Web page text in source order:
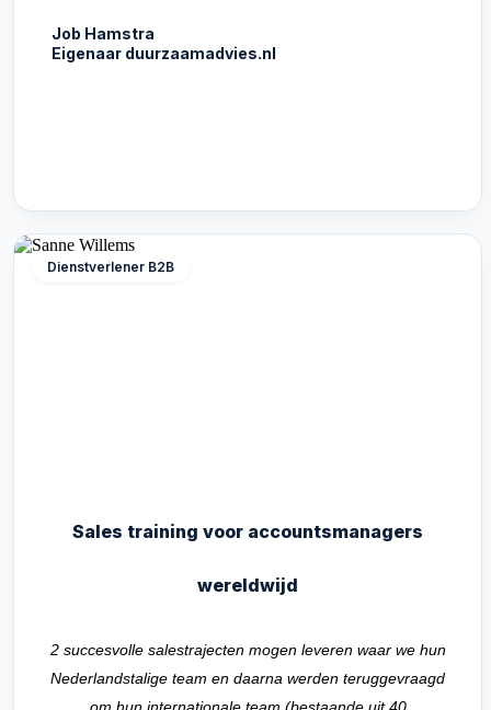
Job Hamstra
Eigenaar duurzaamadvies.nl
Dienstverlener B2B
Sales training voor accountsmanagers
wereldwijd
2 succesvolle salestrajecten mogen leveren waar we hun
Nederlandstalige team en daarna werden teruggevraagd
om hun internationale team (bestaande uit 40